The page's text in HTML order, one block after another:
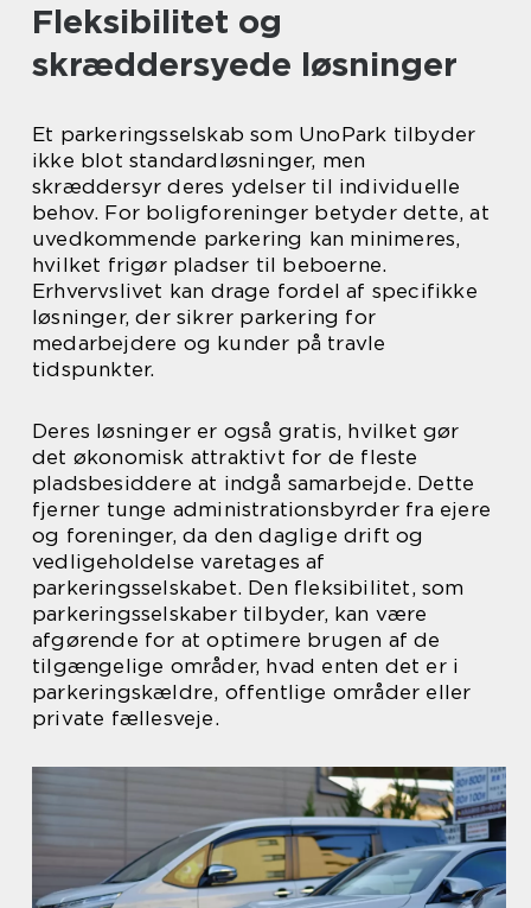
Fleksibilitet og
skræddersyede løsninger
Et parkeringsselskab som UnoPark tilbyder
ikke blot standardløsninger, men
skræddersyr deres ydelser til individuelle
behov. For boligforeninger betyder dette, at
uvedkommende parkering kan minimeres,
hvilket frigør pladser til beboerne.
Erhvervslivet kan drage fordel af specifikke
løsninger, der sikrer parkering for
medarbejdere og kunder på travle
tidspunkter.
Deres løsninger er også gratis, hvilket gør
det økonomisk attraktivt for de fleste
pladsbesiddere at indgå samarbejde. Dette
fjerner tunge administrationsbyrder fra ejere
og foreninger, da den daglige drift og
vedligeholdelse varetages af
parkeringsselskabet. Den fleksibilitet, som
parkeringsselskaber tilbyder, kan være
afgørende for at optimere brugen af de
tilgængelige områder, hvad enten det er i
parkeringskældre, offentlige områder eller
private fællesveje.